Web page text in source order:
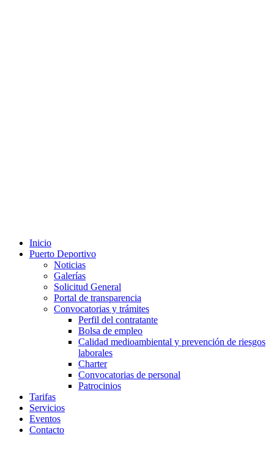
Inicio
Puerto Deportivo
Noticias
Galerías
Solicitud General
Portal de transparencia
Convocatorias y trámites
Perfil del contratante
Bolsa de empleo
Calidad medioambiental y prevención de riesgos
laborales
Charter
Convocatorias de personal
Patrocinios
Tarifas
Servicios
Eventos
Contacto